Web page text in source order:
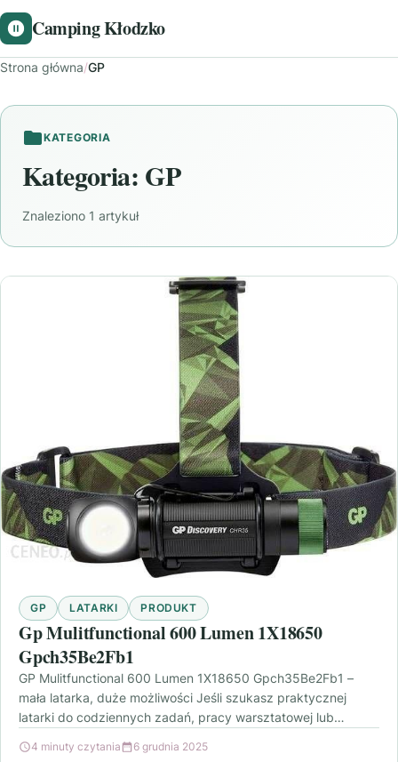
Camping Kłodzko
Strona główna/GP
KATEGORIA
Kategoria: GP
Znaleziono 1 artykuł
GP LATARKI PRODUKT
Gp Mulitfunctional 600 Lumen 1X18650
Gpch35Be2Fb1
GP Mulitfunctional 600 Lumen 1X18650 Gpch35Be2Fb1 –
mała latarka, duże możliwości Jeśli szukasz praktycznej
latarki do codziennych zadań, pracy warsztatowej lub
4 minuty czytania 6 grudnia 2025